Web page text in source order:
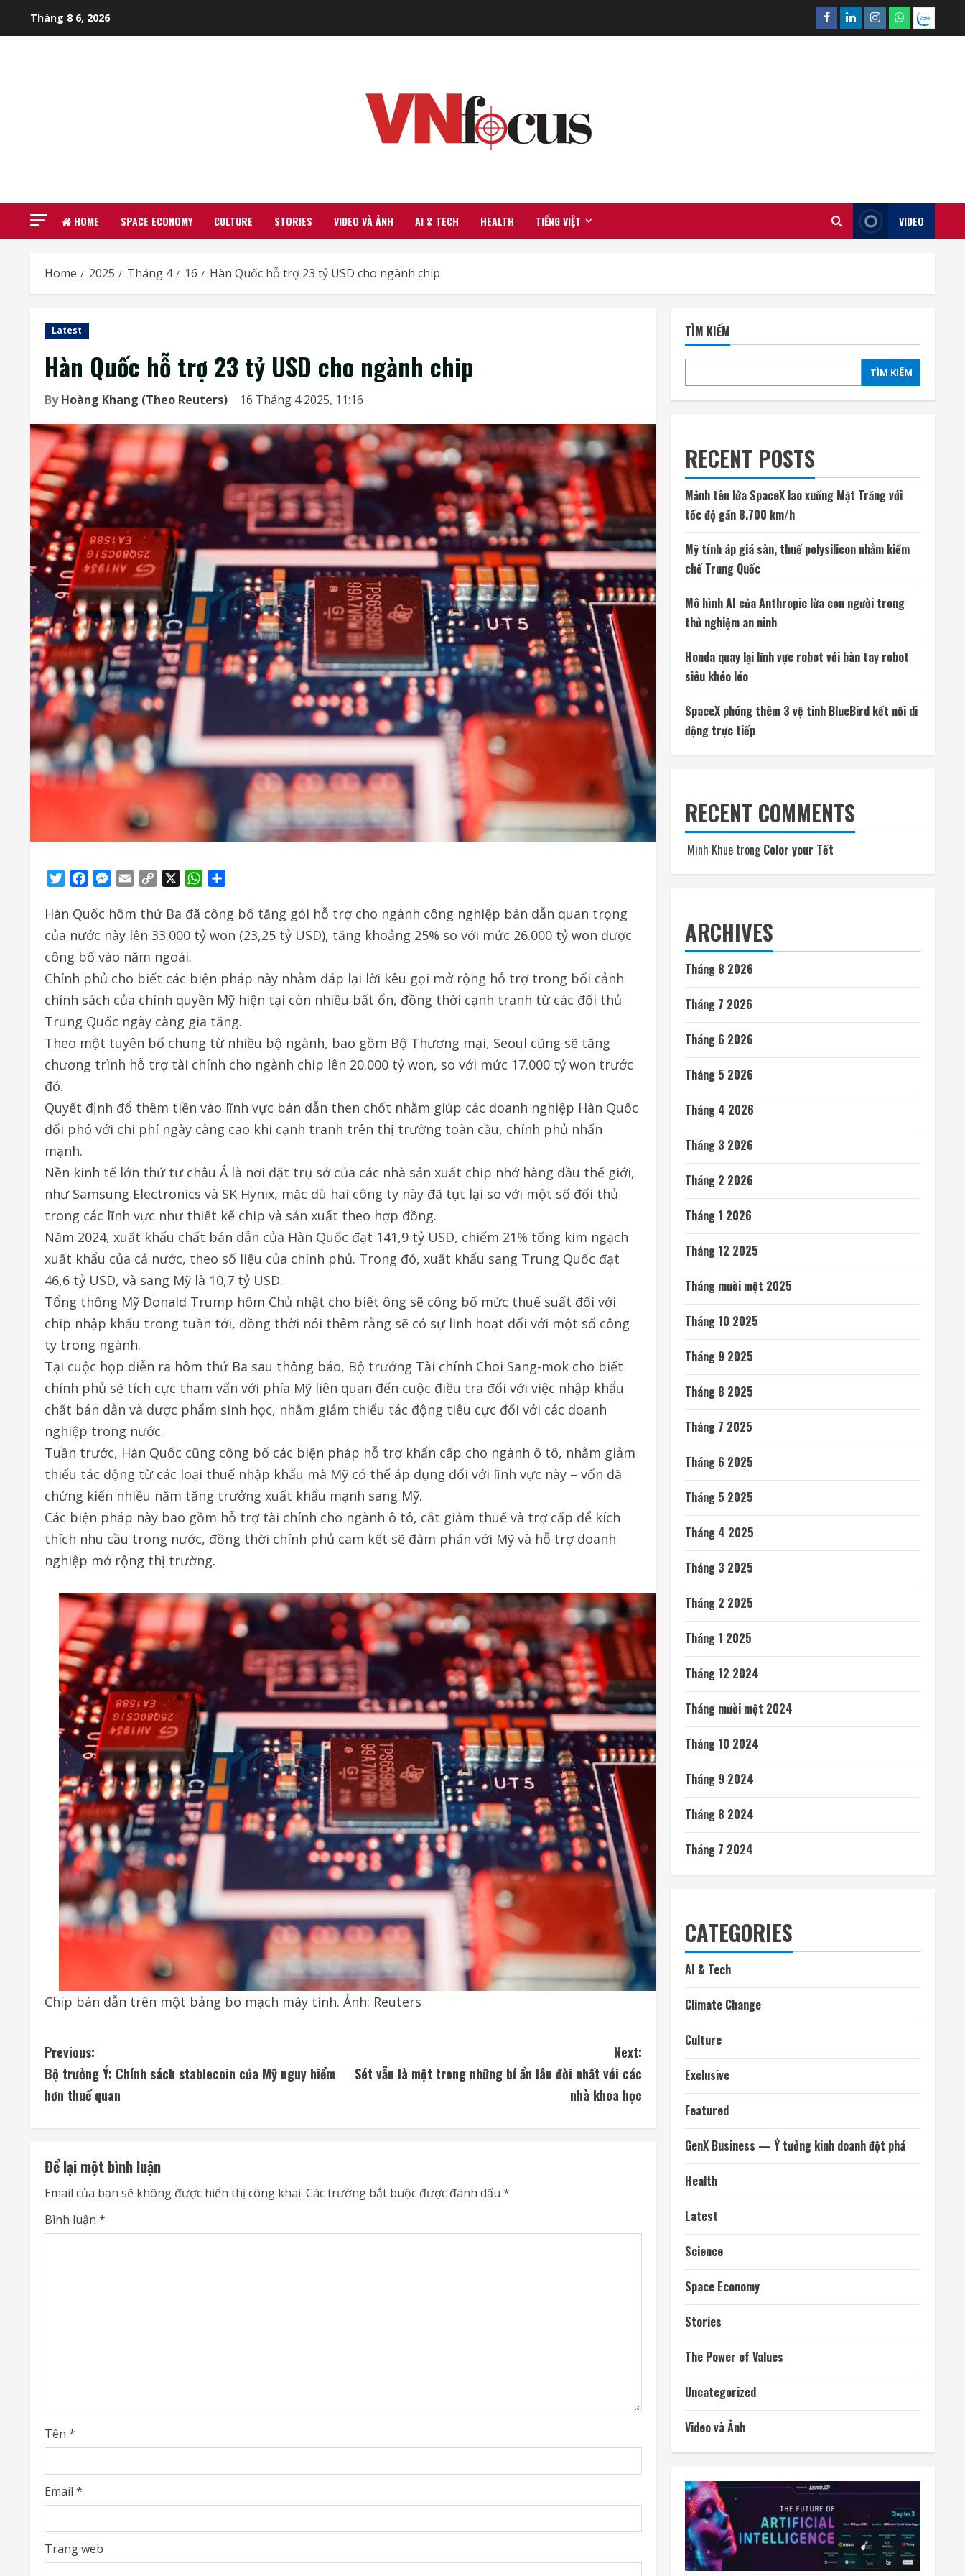
Tháng 8 6, 2026 Facebook
LinkedinInstagram
What’sapp
Zalo
HOME SPACE ECONOMY CULTURE STORIES VIDEO VÀ ẢNH AI & TECH HEALTH TIẾNG VIỆT VIDEO
Home 2025 Tháng 4 16 Hàn Quốc hỗ trợ 23 tỷ USD cho ngành chip
Latest
Hàn Quốc hỗ trợ 23 tỷ USD cho ngành chip
ByHoàng Khang (Theo Reuters) 16 Tháng 4 2025, 11:16
TwitterFacebookMessenger
Email
Copy
WhatsApp
Hàn Quốc hôm thứ Ba đã công bố tăng gói hỗ trợ cho ngành công nghiệp bán dẫn quan trọng
của nước này lên 33.000 tỷ won (23,25 tỷ USD), tăng khoảng 25% so với mức 26.000 tỷ won được
công bố vào năm ngoái.
Chính phủ cho biết các biện pháp này nhằm đáp lại lời kêu gọi mở rộng hỗ trợ trong bối cảnh
chính sách của chính quyền Mỹ hiện tại còn nhiều bất ổn, đồng thời cạnh tranh từ các đối thủ
Trung Quốc ngày càng gia tăng.
Theo một tuyên bố chung từ nhiều bộ ngành, bao gồm Bộ Thương mại, Seoul cũng sẽ tăng
chương trình hỗ trợ tài chính cho ngành chip lên 20.000 tỷ won, so với mức 17.000 tỷ won trước
đó.
Quyết định đổ thêm tiền vào lĩnh vực bán dẫn then chốt nhằm giúp các doanh nghiệp Hàn Quốc
đối phó với chi phí ngày càng cao khi cạnh tranh trên thị trường toàn cầu, chính phủ nhấn
mạnh.
Nền kinh tế lớn thứ tư châu Á là nơi đặt trụ sở của các nhà sản xuất chip nhớ hàng đầu thế giới,
như Samsung Electronics và SK Hynix, mặc dù hai công ty này đã tụt lại so với một số đối thủ
trong các lĩnh vực như thiết kế chip và sản xuất theo hợp đồng.
Năm 2024, xuất khẩu chất bán dẫn của Hàn Quốc đạt 141,9 tỷ USD, chiếm 21% tổng kim ngạch
xuất khẩu của cả nước, theo số liệu của chính phủ. Trong đó, xuất khẩu sang Trung Quốc đạt
46,6 tỷ USD, và sang Mỹ là 10,7 tỷ USD.
Tổng thống Mỹ Donald Trump hôm Chủ nhật cho biết ông sẽ công bố mức thuế suất đối với
chip nhập khẩu trong tuần tới, đồng thời nói thêm rằng sẽ có sự linh hoạt đối với một số công
ty trong ngành.
Tại cuộc họp diễn ra hôm thứ Ba sau thông báo, Bộ trưởng Tài chính Choi Sang-mok cho biết
chính phủ sẽ tích cực tham vấn với phía Mỹ liên quan đến cuộc điều tra đối với việc nhập khẩu
chất bán dẫn và dược phẩm sinh học, nhằm giảm thiểu tác động tiêu cực đối với các doanh
nghiệp trong nước.
Tuần trước, Hàn Quốc cũng công bố các biện pháp hỗ trợ khẩn cấp cho ngành ô tô, nhằm giảm
thiểu tác động từ các loại thuế nhập khẩu mà Mỹ có thể áp dụng đối với lĩnh vực này – vốn đã
chứng kiến nhiều năm tăng trưởng xuất khẩu mạnh sang Mỹ.
Các biện pháp này bao gồm hỗ trợ tài chính cho ngành ô tô, cắt giảm thuế và trợ cấp để kích
thích nhu cầu trong nước, đồng thời chính phủ cam kết sẽ đàm phán với Mỹ và hỗ trợ doanh
nghiệp mở rộng thị trường.
Chip bán dẫn trên một bảng bo mạch máy tính. Ảnh: Reuters
C
o
i
n
u
i
n
g
Previous:
Bộ trưởng Ý: Chính sách stablecoin của Mỹ nguy hiểm
hơn thuế quan
Next:
Sét vẫn là một trong những bí ẩn lâu đời nhất với các
nhà khoa học
Để lại một bình luận
Email của bạn sẽ không được hiển thị công khai. Các trường bắt buộc được đánh dấu *
Bình luận *
Tên *
Email *
Trang web
TÌM KIẾM
TÌM KIẾM
RECENT POSTS
Mảnh tên lửa SpaceX lao xuống Mặt Trăng với
tốc độ gần 8.700 km/h
Mỹ tính áp giá sàn, thuế polysilicon nhằm kiềm
chế Trung Quốc
Mô hình AI của Anthropic lừa con người trong
thử nghiệm an ninh
Honda quay lại lĩnh vực robot với bàn tay robot
siêu khéo léo
SpaceX phóng thêm 3 vệ tinh BlueBird kết nối di
động trực tiếp
RECENT COMMENTS
Minh Khue trongColor your Tết
ARCHIVES
Tháng 8 2026
Tháng 7 2026
Tháng 6 2026
Tháng 5 2026
Tháng 4 2026
Tháng 3 2026
Tháng 2 2026
Tháng 1 2026
Tháng 12 2025
Tháng mười một 2025
Tháng 10 2025
Tháng 9 2025
Tháng 8 2025
Tháng 7 2025
Tháng 6 2025
Tháng 5 2025
Tháng 4 2025
Tháng 3 2025
Tháng 2 2025
Tháng 1 2025
Tháng 12 2024
Tháng mười một 2024
Tháng 10 2024
Tháng 9 2024
Tháng 8 2024
Tháng 7 2024
CATEGORIES
AI & Tech
Climate Change
Culture
Exclusive
Featured
GenX Business — Ý tưởng kinh doanh đột phá
Health
Latest
Science
Space Economy
Stories
The Power of Values
Uncategorized
Video và Ảnh